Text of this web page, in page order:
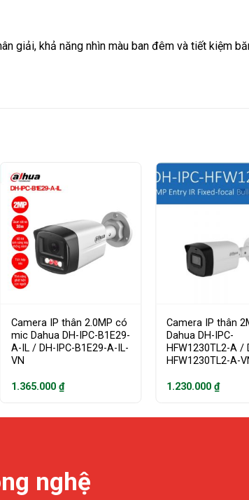
giải, khả năng nhìn màu ban đêm và tiết kiệm
Camera IP thân 2.0MP có
mic Dahua DH-IPC-B1E29-
A-IL / DH-IPC-B1E29-A-IL-
VN
1.365.000 ₫
Camera IP thân
Dahua DH-IPC-
HFW1230TL2-A /
HFW1230TL2-A-
1.230.000₫
nghệ